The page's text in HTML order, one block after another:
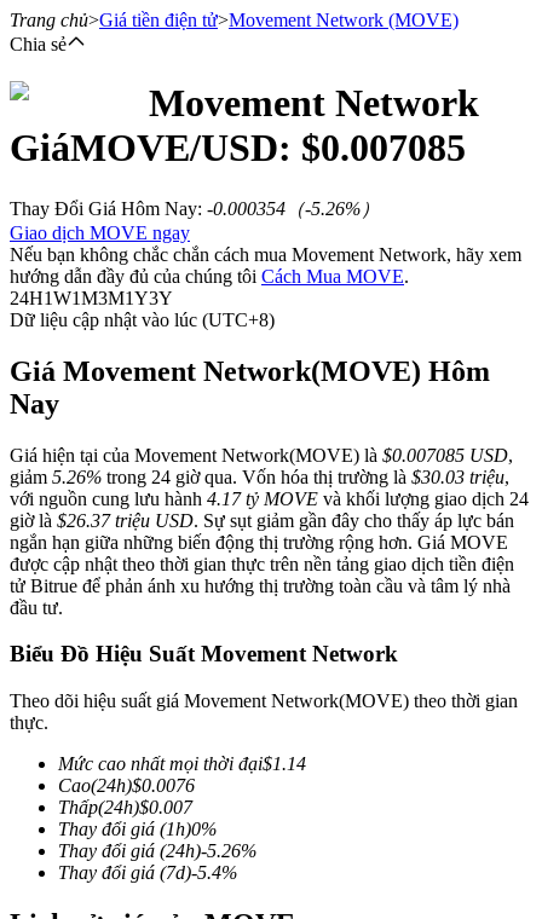
Hợp đồng tương lai
USDT Futures
Futures sử dụng USDT làm tài sản thế chấp
COIN-M Futures
Futures sử dụng token làm tài sản thế chấp
TradFi
Phái sinh cổ phiếu, ngoại hối, kim loại quý và hàng hóa
Trang chủ>Giá tiền điện tử>Movement Network (MOVE)
Chia sẻ
Movement Network
GiáMOVE/USD: $0.007085
Thay Đổi Giá Hôm Nay: -0.000354 （-5.26%）
Giao dịch MOVE ngay
Nếu bạn không chắc chắn cách mua Movement Network, hãy xem
hướng dẫn đầy đủ của chúng tôi Cách Mua MOVE.
24H1W1M3M1Y3Y
Dữ liệu cập nhật vào lúc (UTC+8)
Giá Movement Network(MOVE) Hôm
Nay
Giá hiện tại của Movement Network(MOVE) là $0.007085 USD,
giảm 5.26% trong 24 giờ qua. Vốn hóa thị trường là $30.03 triệu,
với nguồn cung lưu hành 4.17 tỷ MOVE và khối lượng giao dịch 24
giờ là $26.37 triệu USD. Sự sụt giảm gần đây cho thấy áp lực bán
ngắn hạn giữa những biến động thị trường rộng hơn. Giá MOVE
được cập nhật theo thời gian thực trên nền tảng giao dịch tiền điện
tử Bitrue để phản ánh xu hướng thị trường toàn cầu và tâm lý nhà
đầu tư.
Biểu Đồ Hiệu Suất Movement Network
Theo dõi hiệu suất giá Movement Network(MOVE) theo thời gian
thực.
Mức cao nhất mọi thời đại$1.14
Cao(24h)$0.0076
Thấp(24h)$0.007
Thay đổi giá (1h)0%
Thay đổi giá (24h)-5.26%
Thay đổi giá (7d)-5.4%